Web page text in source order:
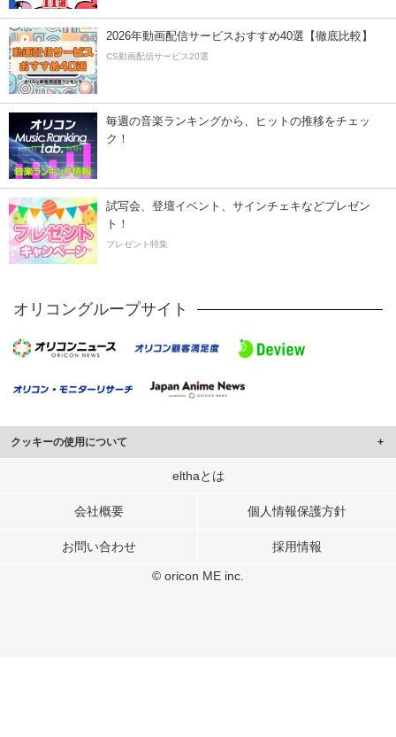
2026年動画配信サービスおすすめ40選【徹底比較】
CS動画配信サービス20選
毎週の音楽ランキングから、ヒットの推移をチェッ
ク！
試写会、登壇イベント、サインチェキなどプレゼン
ト！
プレゼント特集
オリコングループサイト
クッキーの使用について
このサイトでは Cookie を使用して、ユーザーに合わせたコンテンツや広告の
行っています。
メディアや広告配信、データ解析の各パートナーに提供しています。
elthaとは
会社概要 個人情報保護方針
お問い合わせ 採用情報
© oricon ME inc.